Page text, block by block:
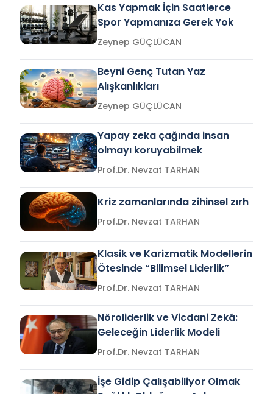
Kas Yapmak İçin Saatlerce
Spor Yapmanıza Gerek Yok
Zeynep GÜÇLÜCAN
Beyni Genç Tutan Yaz
Alışkanlıkları
Zeynep GÜÇLÜCAN
Yapay zeka çağında insan
olmayı koruyabilmek
Prof.Dr. Nevzat TARHAN
Kriz zamanlarında zihinsel zırh
Prof.Dr. Nevzat TARHAN
Klasik ve Karizmatik Modellerin
Ötesinde “Bilimsel Liderlik”
Prof.Dr. Nevzat TARHAN
Nöroliderlik ve Vicdani Zekâ:
Geleceğin Liderlik Modeli
Prof.Dr. Nevzat TARHAN
İşe Gidip Çalışabiliyor Olmak